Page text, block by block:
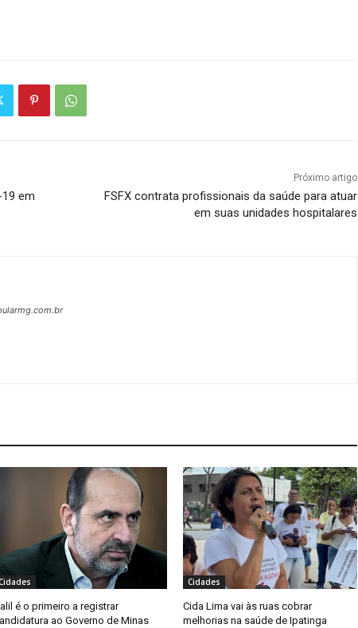
em
Próximo artigo
FSFX contrata profissionais da saúde para atuar
em suas unidades hospitalares
é o primeiro a registrar
ao Governo de Minas
Cidades
Cida Lima vai às ruas cobrar
melhorias na saúde de Ipatinga